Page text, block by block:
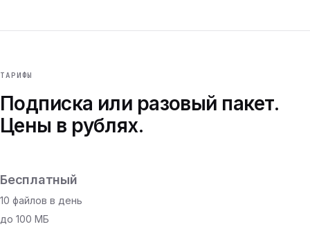
ТАРИФЫ
Подписка или разовый пакет.
Цены в рублях.
Бесплатный
10 файлов в день
до 100 МБ